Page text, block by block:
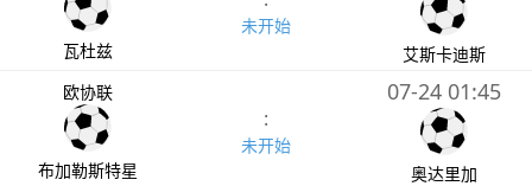
瓦杜兹
未开始
艾斯卡迪斯
欧协联
布加勒斯特星
:
未开始
07-24 01:45
奥达里加